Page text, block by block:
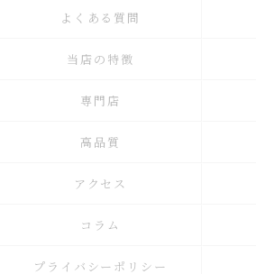
よくある質問
当店の特徴
専門店
高品質
アクセス
コラム
プライバシーポリシー